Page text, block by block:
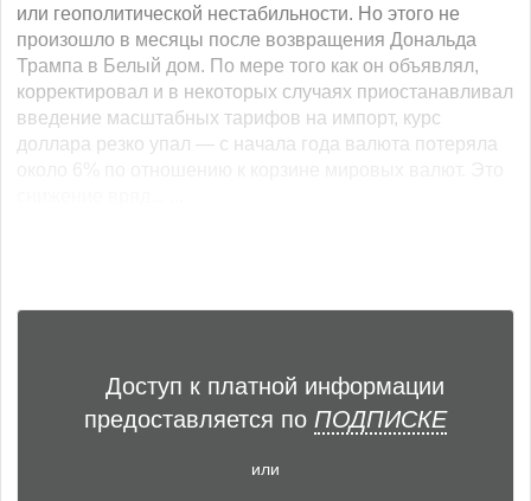
или геополитической нестабильности. Но этого не
произошло в месяцы после возвращения Дональда
Трампа в Белый дом. По мере того как он объявлял,
корректировал и в некоторых случаях приостанавливал
введение масштабных тарифов на импорт, курс
доллара резко упал — с начала года валюта потеряла
Доступ к платной информации
предоставляется по ПОДПИСКЕ
или